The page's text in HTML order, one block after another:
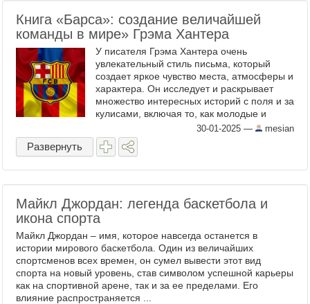
Книга «Барса»: создание величайшей
команды в мире» Грэма Хантера
У писателя Грэма Хантера очень
увлекательный стиль письма, который
создает яркое чувство места, атмосферы и
характера. Он исследует и раскрывает
множество интересных историй с поля и за
кулисами, включая то, как молодые и
перспективные таланты Месси и Андрес
Иньеста были близки к ...
30-01-2025 — mesian
Развернуть
Майкл Джордан: легенда баскетбола и
икона спорта
Майкл Джордан – имя, которое навсегда останется в
истории мирового баскетбола. Один из величайших
спортсменов всех времен, он сумел вывести этот вид
спорта на новый уровень, став символом успешной карьеры
как на спортивной арене, так и за ее пределами. Его
влияние распространяется ...